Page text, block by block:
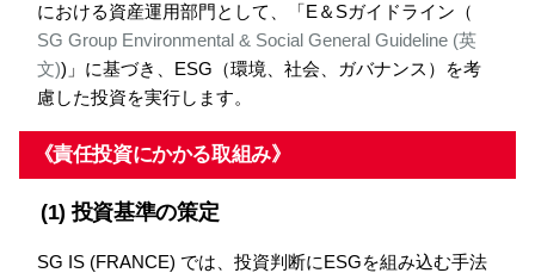
における資産運用部門として、「E＆Sガイドライン（
SG Group Environmental & Social General Guideline (英
文))」に基づき、ESG（環境、社会、ガバナンス）を考
慮した投資を実行します。
《責任投資にかかる取組み》
(1) 投資基準の策定
SG IS (FRANCE) では、投資判断にESGを組み込む手法